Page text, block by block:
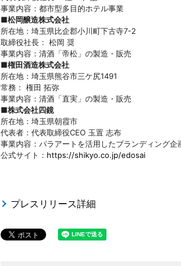
事業内容：都市型多目的ホテル事業
■松岡醸造株式会社
所在地：埼玉県比企郡小川町下古寺7-2
取締役社長： 松岡 奨
事業内容：清酒「帝松」の製造・販売
■権田酒造株式会社
所在地：埼玉県熊谷市三ケ尻1491
常務： 権田 拓弥
事業内容：清酒「直実」の製造・販売
■株式会社四鏡
所在地：埼玉県朝霞市
代表者：代表取締役CEO 玉置 志布
事業内容：パラアートを活用したブランディング企
公式サイト： https://shikyo.co.jp/edosai
プレスリリース詳細